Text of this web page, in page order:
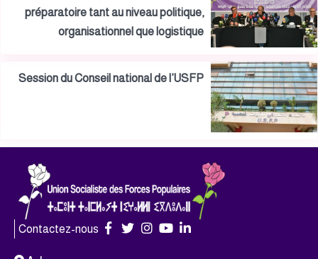
préparatoire tant au niveau politique,
organisationnel que logistique
Session du Conseil national de l’USFP
Contactez-nous